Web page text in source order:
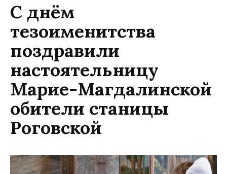
С днём
тезоименитства
поздравили
настоятельницу
Марие-Магдалинской
обители станицы
Роговской